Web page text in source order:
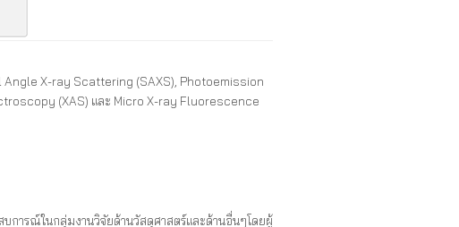
X-ray Scattering (SAXS), Photoemission
(XAS) และ Micro X-ray Fluorescence
การณ์ในกลุ่มงานวิจัยด้านวัสดุศาสตร์และด้านอื่นๆโดยผู้